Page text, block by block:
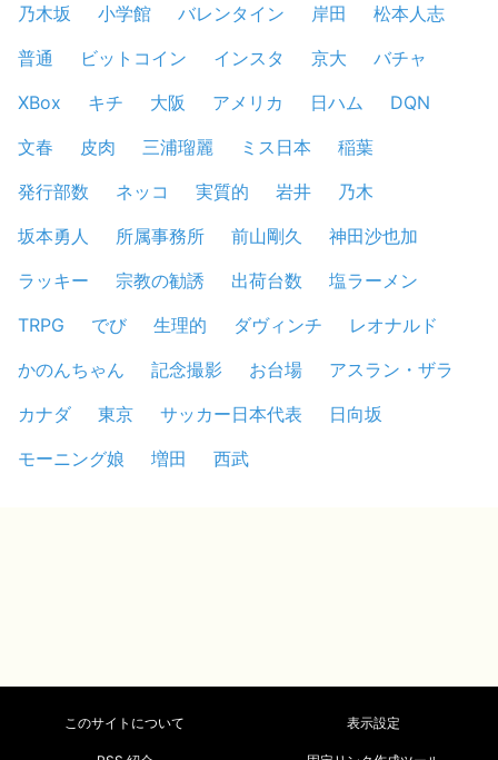
乃木坂 小学館 バレンタイン 岸田
松本人志
普通
ビットコイン インスタ 京大
バチャ
XBox
キチ 大阪 アメリカ 日ハム
DQN
文春
皮肉 三浦瑠麗 ミス日本
稲葉
発行部数
ネッコ 実質的 岩井
乃木
坂本勇人
所属事務所 前山剛久
神田沙也加
ラッキー
宗教の勧誘 出荷台数
塩ラーメン
TRPG
でび 生理的 ダヴィンチ
レオナルド
かのんちゃん
記念撮影 お台場
アスラン・ザラ
カナダ
東京 サッカー日本代表
日向坂
モーニング娘
増田 西武
このサイトについて 表示設定